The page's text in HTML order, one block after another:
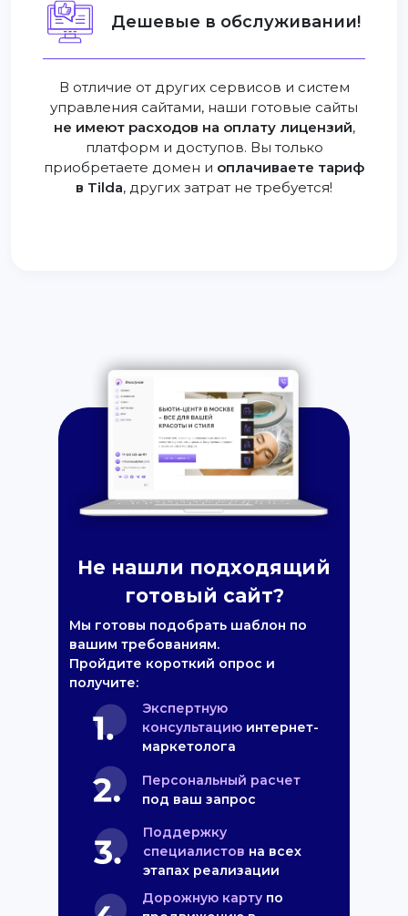
Дешевые в обслуживании!
В отличие от других сервисов и систем
управления сайтами, наши готовые сайты
не имеют расходов на оплату лицензий,
платформ и доступов. Вы только
приобретаете домен и оплачиваете тариф
в Tilda, других затрат не требуется!
Не нашли подходящий
готовый сайт?
Мы готовы подобрать шаблон по
вашим требованиям.
Пройдите короткий опрос и
получите:
Экспертную
консультацию интернет-
маркетолога
Персональный расчет
под ваш запрос
Поддержку
специалистов на всех
этапах реализации
Дорожную карту по